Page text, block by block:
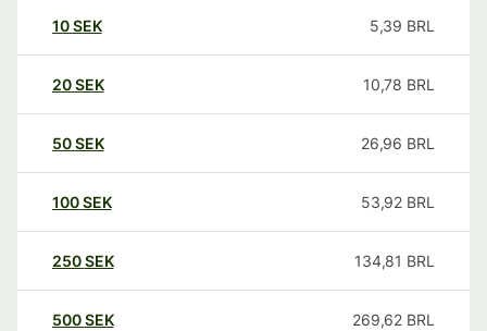
10SEK 5,39 BRL
20SEK 10,78 BRL
50SEK 26,96 BRL
100SEK 53,92 BRL
250SEK 134,81 BRL
500SEK 269,62 BRL